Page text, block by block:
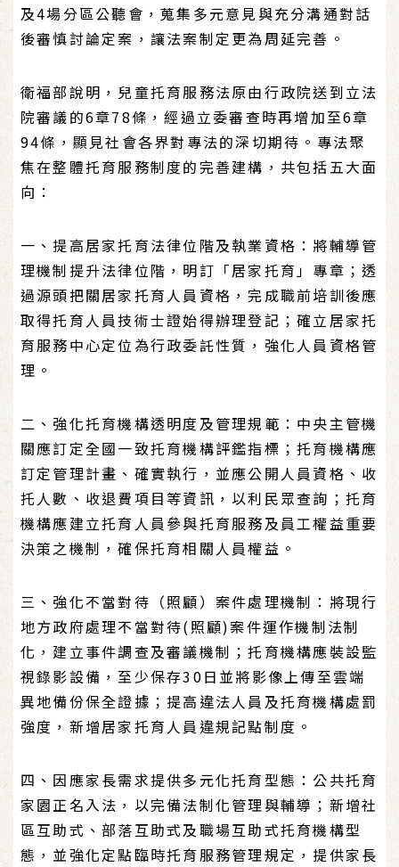
及4場分區公聽會，蒐集多元意見與充分溝通對話
後審慎討論定案，讓法案制定更為周延完善。
衛福部說明，兒童托育服務法原由行政院送到立法
院審議的6章78條，經過立委審查時再增加至6章
94條，顯見社會各界對專法的深切期待。專法聚
焦在整體托育服務制度的完善建構，共包括五大面
向：
一、提高居家托育法律位階及執業資格：將輔導管
理機制提升法律位階，明訂「居家托育」專章；透
過源頭把關居家托育人員資格，完成職前培訓後應
取得托育人員技術士證始得辦理登記；確立居家托
育服務中心定位為行政委託性質，強化人員資格管
理。
二、強化托育機構透明度及管理規範：中央主管機
關應訂定全國一致托育機構評鑑指標；托育機構應
訂定管理計畫、確實執行，並應公開人員資格、收
托人數、收退費項目等資訊，以利民眾查詢；托育
機構應建立托育人員參與托育服務及員工權益重要
決策之機制，確保托育相關人員權益。
三、強化不當對待（照顧）案件處理機制：將現行
地方政府處理不當對待(照顧)案件運作機制法制
化，建立事件調查及審議機制；托育機構應裝設監
視錄影設備，至少保存30日並將影像上傳至雲端
異地備份保全證據；提高違法人員及托育機構處罰
強度，新增居家托育人員違規記點制度。
四、因應家長需求提供多元化托育型態：公共托育
家園正名入法，以完備法制化管理與輔導；新增社
區互助式、部落互助式及職場互助式托育機構型
態，並強化定點臨時托育服務管理規定，提供家長